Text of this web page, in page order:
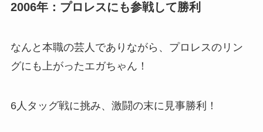
2006年：プロレスにも参戦して勝利
なんと本職の芸人でありながら、プロレスのリン
グにも上がったエガちゃん！
6人タッグ戦に挑み、激闘の末に見事勝利！